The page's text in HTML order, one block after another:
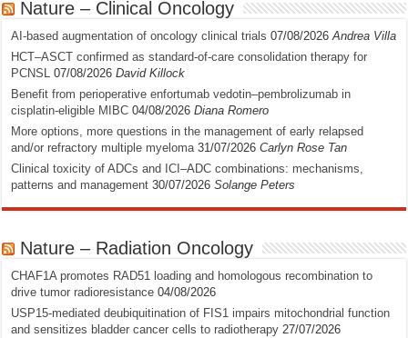
Nature – Clinical Oncology
AI-based augmentation of oncology clinical trials 07/08/2026 Andrea Villa
HCT–ASCT confirmed as standard-of-care consolidation therapy for
PCNSL 07/08/2026 David Killock
Benefit from perioperative enfortumab vedotin–pembrolizumab in
cisplatin-eligible MIBC 04/08/2026 Diana Romero
More options, more questions in the management of early relapsed
and/or refractory multiple myeloma 31/07/2026 Carlyn Rose Tan
Clinical toxicity of ADCs and ICI–ADC combinations: mechanisms,
patterns and management 30/07/2026 Solange Peters
Nature – Radiation Oncology
CHAF1A promotes RAD51 loading and homologous recombination to
drive tumor radioresistance 04/08/2026
USP15-mediated deubiquitination of FIS1 impairs mitochondrial function
and sensitizes bladder cancer cells to radiotherapy 27/07/2026